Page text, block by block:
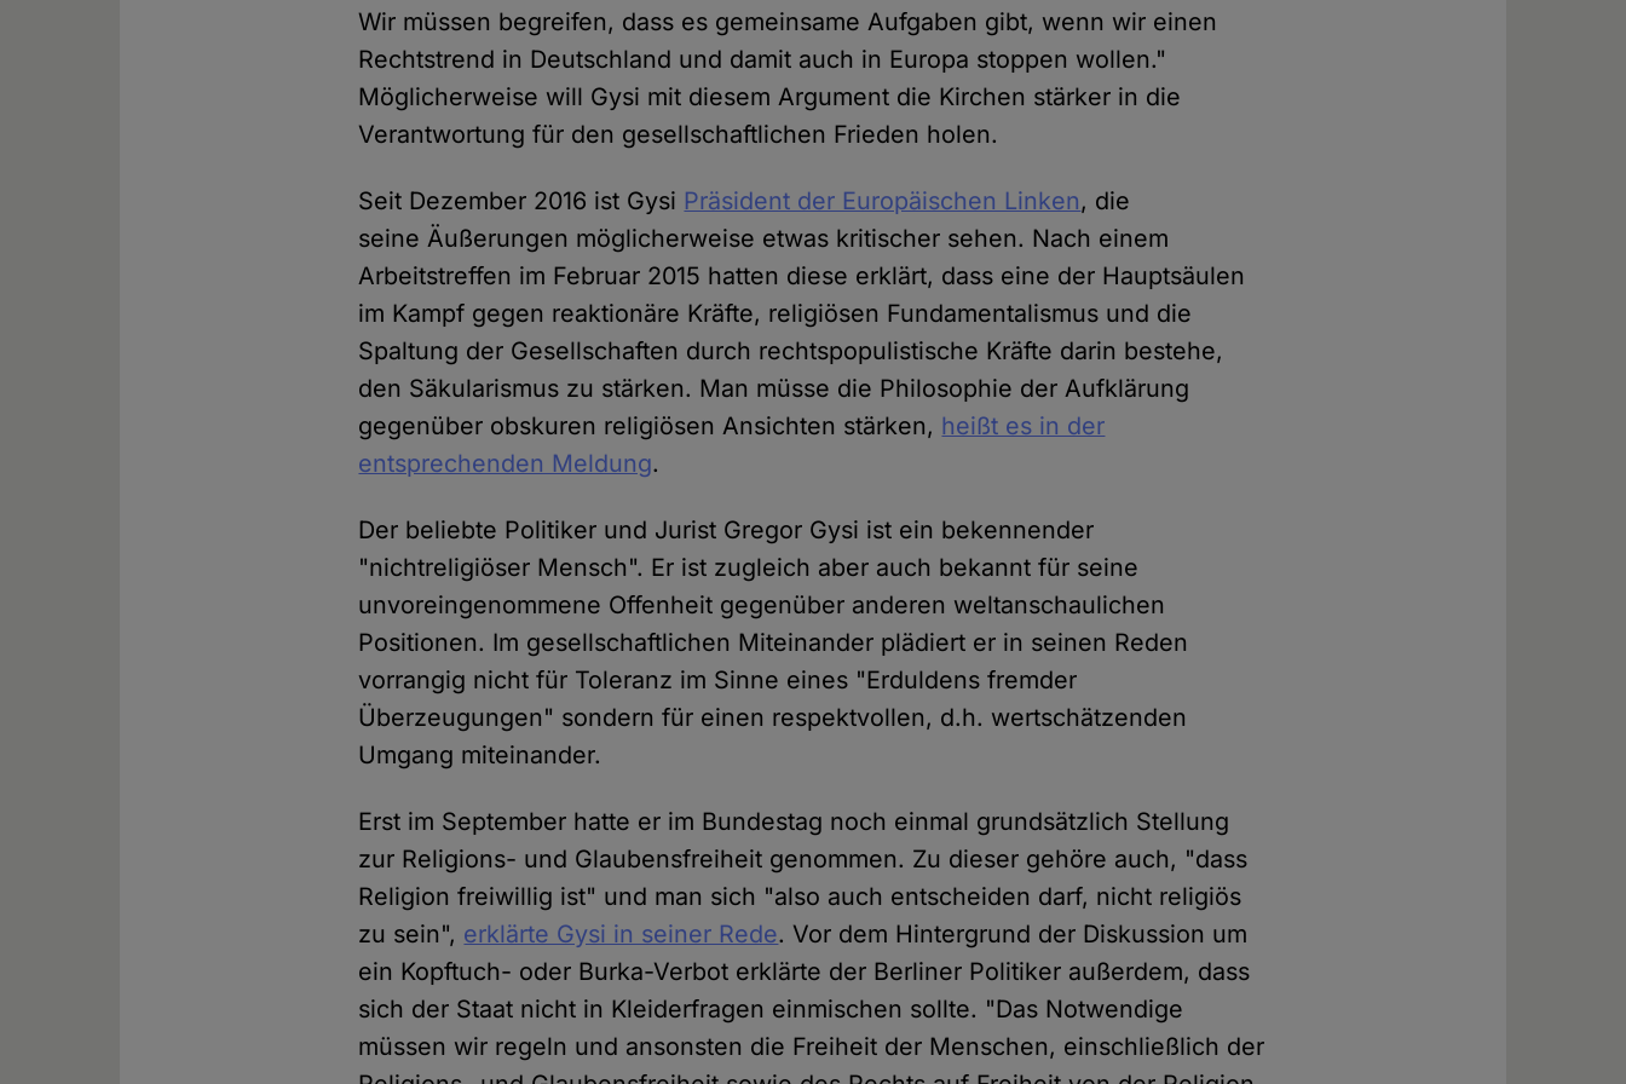
Wir müssen begreifen, dass es gemeinsame Aufgaben gibt, wenn wir einen
Rechtstrend in Deutschland und damit auch in Europa stoppen wollen."
Möglicherweise will Gysi mit diesem Argument die Kirchen stärker in die
Verantwortung für den gesellschaftlichen Frieden holen.
Seit Dezember 2016 ist Gysi Präsident der Europäischen Linken, die
seine Äußerungen möglicherweise etwas kritischer sehen. Nach einem
Arbeitstreffen im Februar 2015 hatten diese erklärt, dass eine der Hauptsäulen
im Kampf gegen reaktionäre Kräfte, religiösen Fundamentalismus und die
Spaltung der Gesellschaften durch rechtspopulistische Kräfte darin bestehe,
den Säkularismus zu stärken. Man müsse die Philosophie der Aufklärung
gegenüber obskuren religiösen Ansichten stärken, heißt es in der
entsprechenden Meldung.
Der beliebte Politiker und Jurist Gregor Gysi ist ein bekennender
"nichtreligiöser Mensch". Er ist zugleich aber auch bekannt für seine
unvoreingenommene Offenheit gegenüber anderen weltanschaulichen
Positionen. Im gesellschaftlichen Miteinander plädiert er in seinen Reden
vorrangig nicht für Toleranz im Sinne eines "Erduldens fremder
Überzeugungen" sondern für einen respektvollen, d.h. wertschätzenden
Umgang miteinander.
Erst im September hatte er im Bundestag noch einmal grundsätzlich Stellung
zur Religions- und Glaubensfreiheit genommen. Zu dieser gehöre auch, "dass
Religion freiwillig ist" und man sich "also auch entscheiden darf, nicht religiös
zu sein", erklärte Gysi in seiner Rede. Vor dem Hintergrund der Diskussion um
ein Kopftuch- oder Burka-Verbot erklärte der Berliner Politiker außerdem, dass
sich der Staat nicht in Kleiderfragen einmischen sollte. "Das Notwendige
müssen wir regeln und ansonsten die Freiheit der Menschen, einschließlich der